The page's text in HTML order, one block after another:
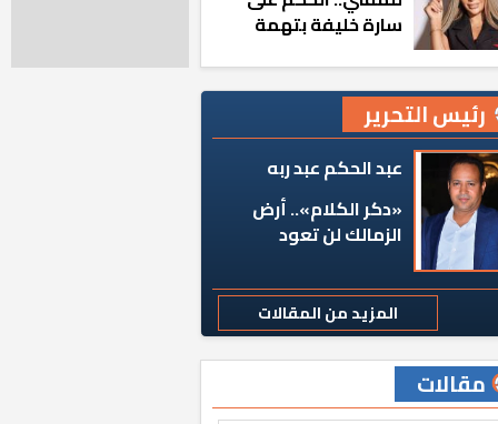
سارة خليفة بتهمة
رئيس التحرير
عبد الحكم عبد ربه
«دكر الكلام».. أرض
الزمالك لن تعود
المزيد من المقالات
مقالات